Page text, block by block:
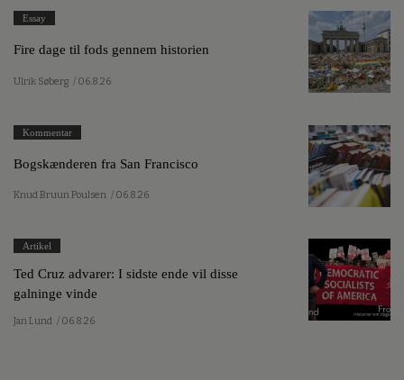
Essay
Fire dage til fods gennem historien
Ulrik Søberg / 06.8.26
Kommentar
Bogskænderen fra San Francisco
Knud Bruun Poulsen / 06.8.26
Artikel
Ted Cruz advarer: I sidste ende vil disse
galninge vinde
Jan Lund / 06.8.26